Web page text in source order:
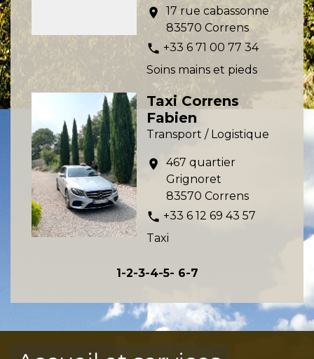
location_on
17 rue cabassonne
83570 Correns
phone +33 6 71 00 77 34
Soins mains et pieds
Taxi Correns
Fabien
Transport / Logistique
location_on
467 quartier
Grignoret
83570 Correns
phone +33 6 12 69 43 57
Taxi
1-2-3-4-5- 6-7